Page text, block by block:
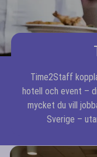
Time2Staff
hotell och event –
mycket du vill
Sverige –